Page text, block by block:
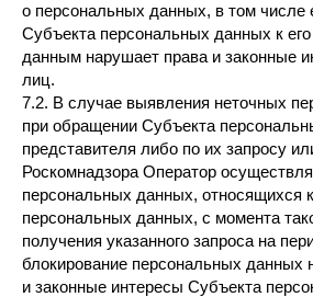
о персональных данных, в том числе
Субъекта персональных данных к
данным нарушает права и законные
лиц.
7.2. В случае выявления неточных
при обращении Субъекта
представителя либо по их запросу
Роскомнадзора Оператор
персональных данных, относящихся
персональных данных, с момента
получения указанного запроса на
блокирование персональных данных
и законные интересы Субъекта